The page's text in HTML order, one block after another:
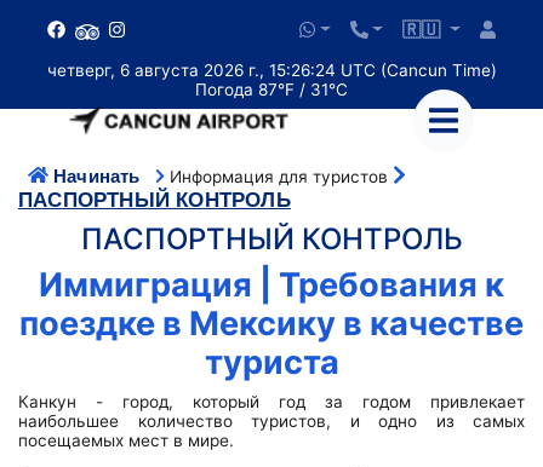
🇷🇺
четверг, 6 августа 2026 г., 15:26:25 UTC (Cancun Time)
Погода 87°F / 31°C
Начинать Информация для туристов
ПАСПОРТНЫЙ КОНТРОЛЬ
ПАСПОРТНЫЙ КОНТРОЛЬ
Иммиграция | Требования к
поездке в Мексику в качестве
туриста
Канкун - город, который год за годом привлекает
наибольшее количество туристов, и одно из самых
посещаемых мест в мире.